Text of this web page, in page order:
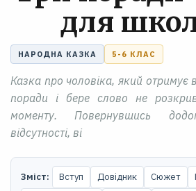
для
НАРОДНА КАЗКА 5-6 КЛАС
Казка про чоловіка, який отримує
поради і бере слово не
моменту. Повернувшись
відсутності, ві
Зміст: Вступ Довідник Сюжет